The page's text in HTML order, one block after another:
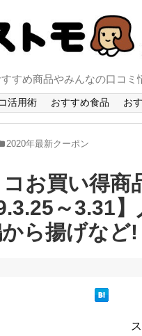
すめ商品やみんなの口コミ
活用術 おすすめ食品 お
2020年最新クーポン
お買い得商
～3.31
ら揚げなど!